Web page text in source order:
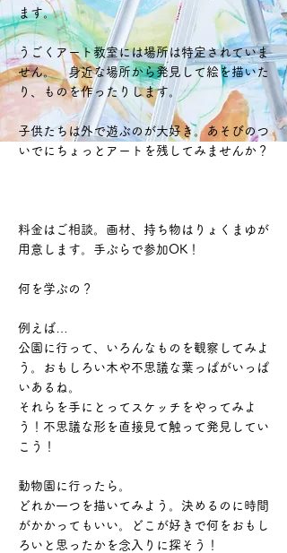
ます。
うごくアート教室には場所は特定されていま
せん。 身近な場所から発見して絵を描いた
り、ものを作ったりします。
子供たちは外で遊ぶのが大好き。あそびのつ
いでにちょっとアートを残してみませんか？
料金はご相談。画材、持ち物はりょくまゆが
用意します。手ぶらで参加OK！
何を学ぶの？
例えば…
公園に行って、いろんなものを観察してみよ
う。おもしろい木や不思議な葉っぱがいっぱ
いあるね。
それらを手にとってスケッチをやってみよ
う！不思議な形を直接見て触って発見してい
こう！
動物園に行ったら。
どれか一つを描いてみよう。決めるのに時間
がかかってもいい。どこが好きで何をおもし
ろいと思ったかを念入りに探そう！